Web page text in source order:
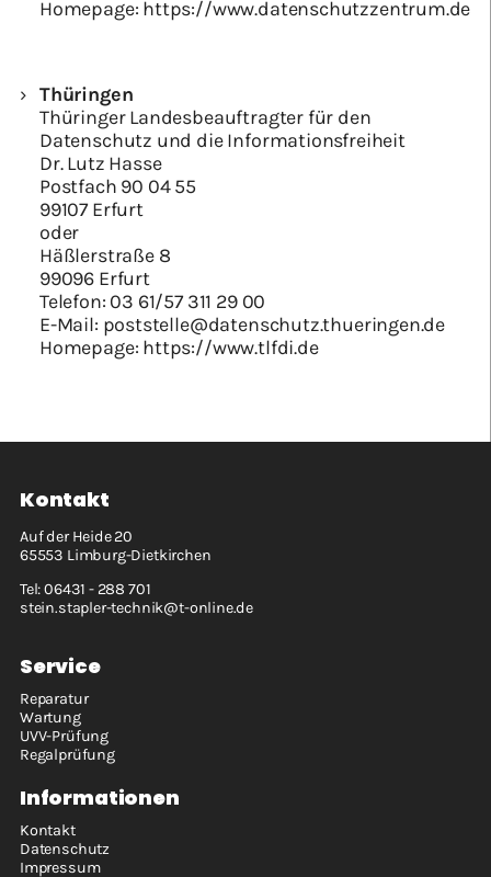
Homepage: https://www.datenschutzzentrum.de
Thüringen
Thüringer Landesbeauftragter für den
Datenschutz und die Informationsfreiheit
Dr. Lutz Hasse
Postfach 90 04 55
99107 Erfurt
oder
Häßlerstraße 8
99096 Erfurt
Telefon: 03 61/57 311 29 00
E-Mail: poststelle@datenschutz.thueringen.de
Homepage: https://www.tlfdi.de
Kontakt
Auf der Heide 20
65553 Limburg-Dietkirchen
Tel:06431 - 288 701
stein.stapler-technik@t-online.de
Service
Navigation
überspringen
Reparatur
Wartung
UVV-Prüfung
Regalprüfung
Informationen
Navigation
überspringen
Kontakt
Datenschutz
Impressum